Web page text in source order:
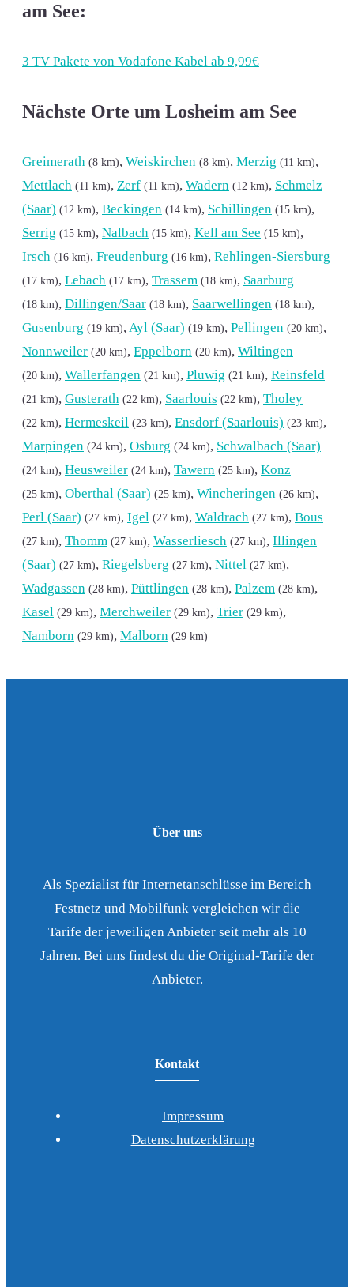
am See:
3 TV Pakete von Vodafone Kabel ab 9,99€
Nächste Orte um Losheim am See
Greimerath (8 km), Weiskirchen (8 km), Merzig (11 km),
Mettlach (11 km), Zerf (11 km), Wadern (12 km), Schmelz
(Saar) (12 km), Beckingen (14 km), Schillingen (15 km),
Serrig (15 km), Nalbach (15 km), Kell am See (15 km),
Irsch (16 km), Freudenburg (16 km), Rehlingen-Siersburg
(17 km), Lebach (17 km), Trassem (18 km), Saarburg
(18 km), Dillingen/Saar (18 km), Saarwellingen (18 km),
Gusenburg (19 km), Ayl (Saar) (19 km), Pellingen (20 km),
Nonnweiler (20 km), Eppelborn (20 km), Wiltingen
(20 km), Wallerfangen (21 km), Pluwig (21 km), Reinsfeld
(21 km), Gusterath (22 km), Saarlouis (22 km), Tholey
(22 km), Hermeskeil (23 km), Ensdorf (Saarlouis) (23 km),
Marpingen (24 km), Osburg (24 km), Schwalbach (Saar)
(24 km), Heusweiler (24 km), Tawern (25 km), Konz
(25 km), Oberthal (Saar) (25 km), Wincheringen (26 km),
Perl (Saar) (27 km), Igel (27 km), Waldrach (27 km), Bous
(27 km), Thomm (27 km), Wasserliesch (27 km), Illingen
(Saar) (27 km), Riegelsberg (27 km), Nittel (27 km),
Wadgassen (28 km), Püttlingen (28 km), Palzem (28 km),
Kasel (29 km), Merchweiler (29 km), Trier (29 km),
Namborn (29 km), Malborn (29 km)
Über uns
Als Spezialist für Internetanschlüsse im Bereich
Festnetz und Mobilfunk vergleichen wir die
Tarife der jeweiligen Anbieter seit mehr als 10
Jahren. Bei uns findest du die Original-Tarife der
Anbieter.
Kontakt
Impressum
Datenschutzerklärung